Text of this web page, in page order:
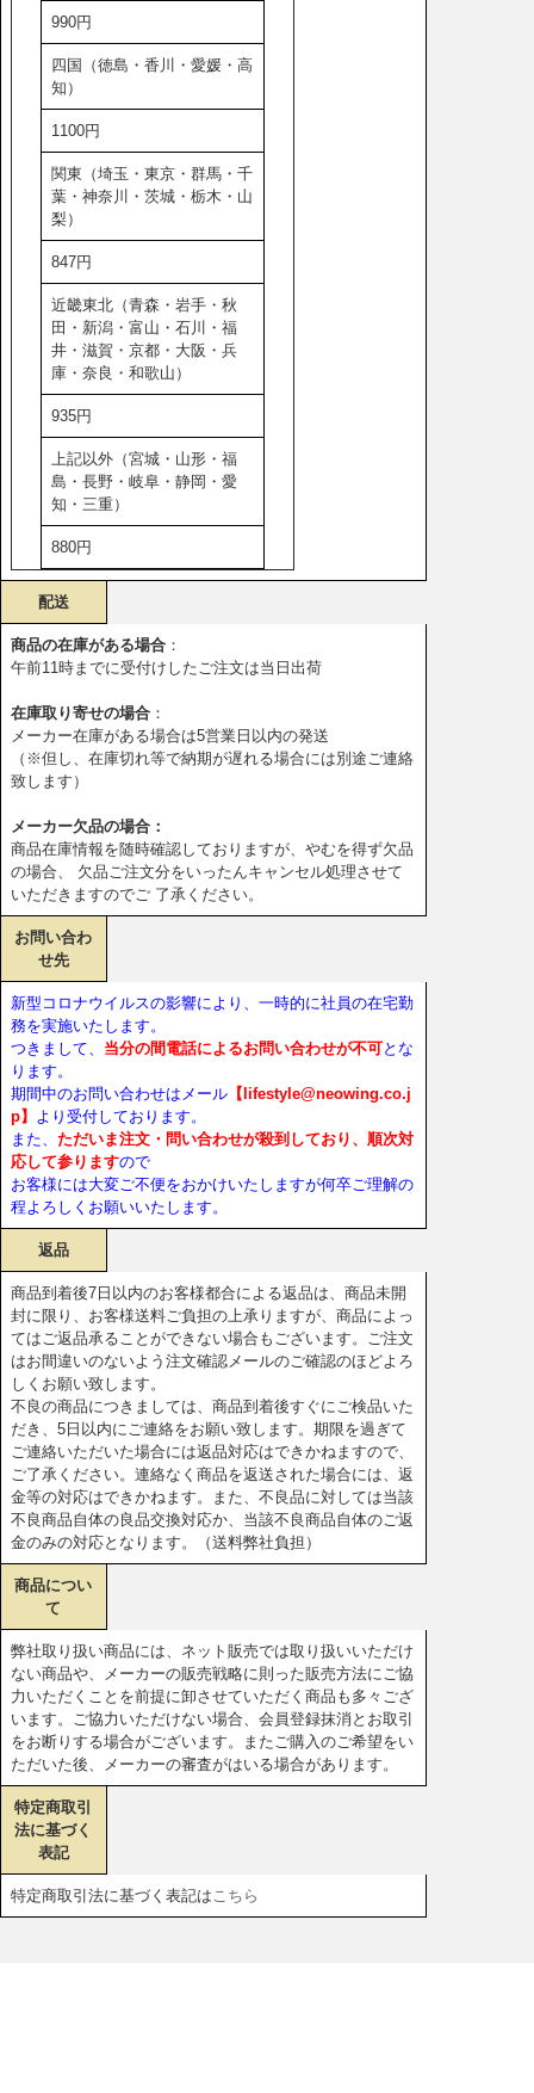
990円
四国（徳島・香川・愛媛・高
知）
1100円
関東（埼玉・東京・群馬・千
葉・神奈川・茨城・栃木・山
梨）
847円
近畿東北（青森・岩手・秋
田・新潟・富山・石川・福
井・滋賀・京都・大阪・兵
庫・奈良・和歌山）
935円
上記以外（宮城・山形・福
島・長野・岐阜・静岡・愛
知・三重）
880円
配送
商品の在庫がある場合 ：
午前11時までに受付けしたご注文は当日出荷
在庫取り寄せの場合 ：
メーカー在庫がある場合は5営業日以内の発送
（※但し、在庫切れ等で納期が遅れる場合には別途ご連絡
致します）
メーカー欠品の場合：
商品在庫情報を随時確認しておりますが、やむを得ず欠品
の場合、 欠品ご注文分をいったんキャンセル処理させて
いただきますのでご 了承ください。
お問い合わ
せ先
新型コロナウイルスの影響により、一時的に社員の在宅勤
務を実施いたします。
つきまして、 当分の間電話によるお問い合わせが不可とな
ります。
期間中のお問い合わせはメール 【lifestyle@neowing.co.j
p】
より受付しております。
また、 ただいま注文・問い合わせが殺到しており、順次対
応して参りますので
お客様には大変ご不便をおかけいたしますが何卒ご理解の
程よろしくお願いいたします。
返品
商品到着後7日以内のお客様都合による返品は、商品未開
封に限り、お客様送料ご負担の上承りますが、商品によっ
てはご返品承ることができない場合もございます。ご注文
はお間違いのないよう注文確認メールのご確認のほどよろ
しくお願い致します。
不良の商品につきましては、商品到着後すぐにご検品いた
だき、5日以内にご連絡をお願い致します。期限を過ぎて
ご連絡いただいた場合には返品対応はできかねますので、
ご了承ください。連絡なく商品を返送された場合には、返
金等の対応はできかねます。また、不良品に対しては当該
不良商品自体の良品交換対応か、当該不良商品自体のご返
金のみの対応となります。（送料弊社負担）
商品につい
て
弊社取り扱い商品には、ネット販売では取り扱いいただけ
ない商品や、メーカーの販売戦略に則った販売方法にご協
力いただくことを前提に卸させていただく商品も多々ござ
います。ご協力いただけない場合、会員登録抹消とお取引
をお断りする場合がございます。またご購入のご希望をい
ただいた後、メーカーの審査がはいる場合があります。
特定商取引
法に基づく
表記
特定商取引法に基づく表記は こちら